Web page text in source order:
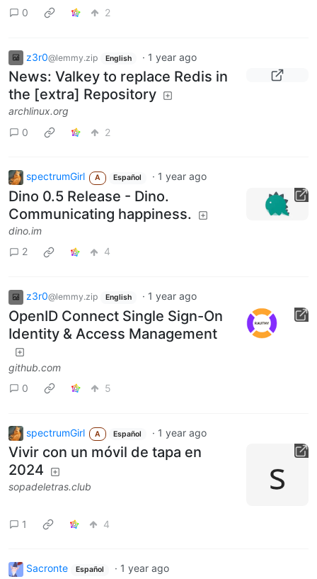
0 2
z3r0@lemmy.zip English · 1 year ago
News: Valkey to replace Redis in
the [extra] Repository
archlinux.org
0
2
spectrumGirl A Español · 1 year ago
Dino 0.5 Release - Dino.
Communicating happiness.
dino.im
2
4
z3r0@lemmy.zip English · 1 year ago
OpenID Connect Single Sign-On
Identity & Access Management
github.com
0
5
spectrumGirl A Español · 1 year ago
Vivir con un móvil de tapa en
2024
sopadeletras.club
1 4
Sacronte Español · 1 year ago